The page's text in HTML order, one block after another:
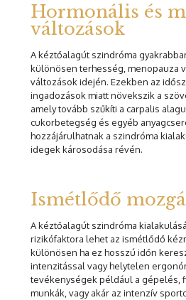
Hormonális és
változások
A kéztőalagút szindróma
különösen terhesség, menopauza
változások idején. Ezekben az
ingadozások miatt növekszik a
amely tovább szűkíti a carpalis
cukorbetegség és egyéb
hozzájárulhatnak a szindróma
idegek károsodása révén.
Ismétlődő
A kéztőalagút szindróma
rizikófaktora lehet az ismétlődő
különösen ha ez hosszú időn
intenzitással vagy helytelen
tevékenységek például a gépelés,
munkák, vagy akár az intenzív